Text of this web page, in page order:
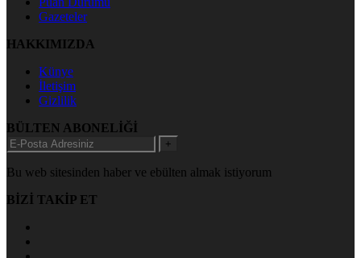
Gazeteler
HAKKIMIZDA
Künye
İletişim
Gizlilik
BÜLTEN ABONELİĞİ
+
Bu web sitesinden haber ve ebülten almak istiyorum
BİZİ TAKİP ET